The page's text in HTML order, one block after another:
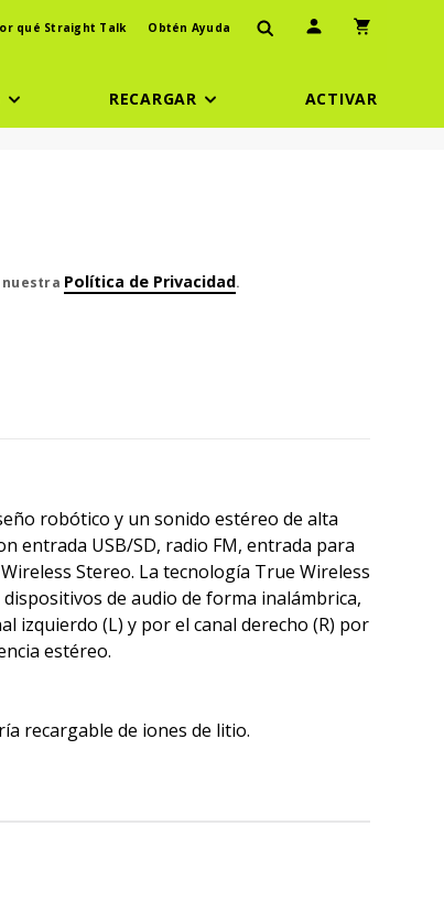
qué Straight Talk Obtén Ayuda Ícono de usuario
RECARGAR ACTIVAR
nuestra Política de Privacidad.
robótico y un sonido estéreo de alta
entrada USB/SD, radio FM, entrada para
Stereo. La tecnología True Wireless
de audio de forma inalámbrica,
izquierdo (L) y por el canal derecho (R) por
estéreo.
recargable de iones de litio.